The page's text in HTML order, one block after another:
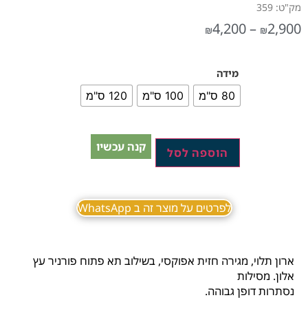
מק"ט: 359
₪2,900
–
₪4,200
מידה
80 ס"מ 100 ס"מ 120 ס"מ
קנה עכשיו הוספה לסל
לפרטים על מוצר זה ב WhatsApp
ארון תלוי, מגירה חזית אפוקסי, בשילוב תא פתוח פורניר עץ
אלון. מסילות
נסתרות דופן גבוהה.